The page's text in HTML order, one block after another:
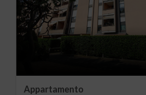
Appartamento